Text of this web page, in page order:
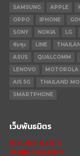
SAMSUNG APPLE
OPPO
IPHONE
SONY
NOKIA LG
ซัมซุง
LINE
ASUS
QUALCOMM
LENOVO
MOTOROLA
AIS 5G
THAILAND
SMARTPHONE
เว็บพันธมิตร
mxphone.com
stepextra.com